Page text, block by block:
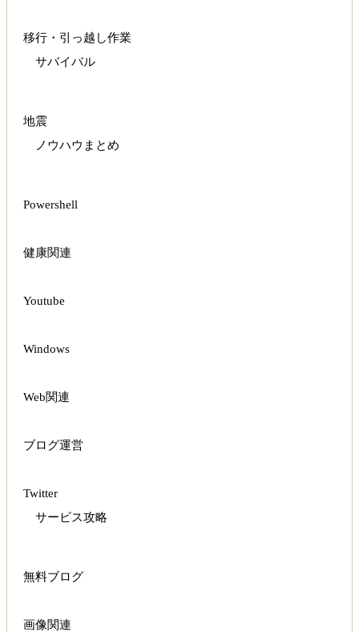
移行・引っ越し作業
サバイバル
地震
ノウハウまとめ
Powershell
健康関連
Youtube
Windows
Web関連
ブログ運営
Twitter
サービス攻略
無料ブログ
画像関連